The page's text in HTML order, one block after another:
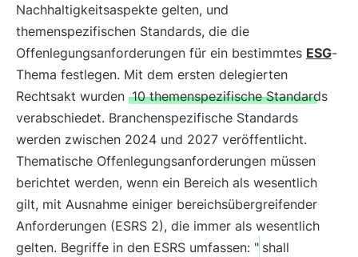
Nachhaltigkeitsaspekte gelten, und
themenspezifischen Standards, die die
Offenlegungsanforderungen für ein bestimmtes ESG-
Thema festlegen. Mit dem ersten delegierten
Rechtsakt wurden 10 themenspezifische Standards
verabschiedet. Branchenspezifische Standards
werden zwischen 2024 und 2027 veröffentlicht.
Thematische Offenlegungsanforderungen müssen
berichtet werden, wenn ein Bereich als wesentlich
gilt, mit Ausnahme einiger bereichsübergreifender
Anforderungen (ESRS 2), die immer als wesentlich
gelten. Begriffe in den ESRS umfassen: " shall